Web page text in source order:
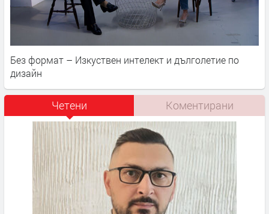
Без формат – Изкуствен интелект и дълголетие по
дизайн
Четени Коментирани